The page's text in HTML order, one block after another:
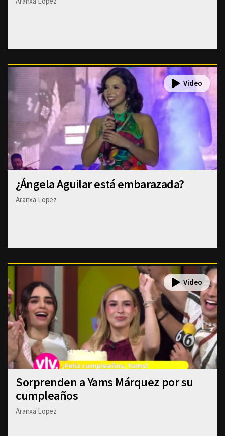
¿Ángela Aguilar está embarazada?
Aranxa Lopez
Sorprenden a Yams Márquez por su
cumpleaños
Aranxa Lopez